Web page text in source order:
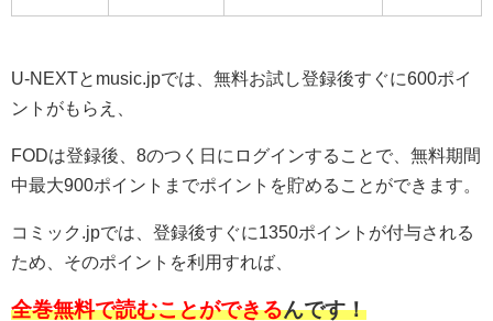
U-NEXTとmusic.jpでは、無料お試し登録後すぐに600ポイ
ントがもらえ、
FODは登録後、8のつく日にログインすることで、無料期間
中最大900ポイントまでポイントを貯めることができます。
コミック.jpでは、登録後すぐに1350ポイントが付与される
ため、そのポイントを利用すれば、
全巻無料で読むことができるんです！